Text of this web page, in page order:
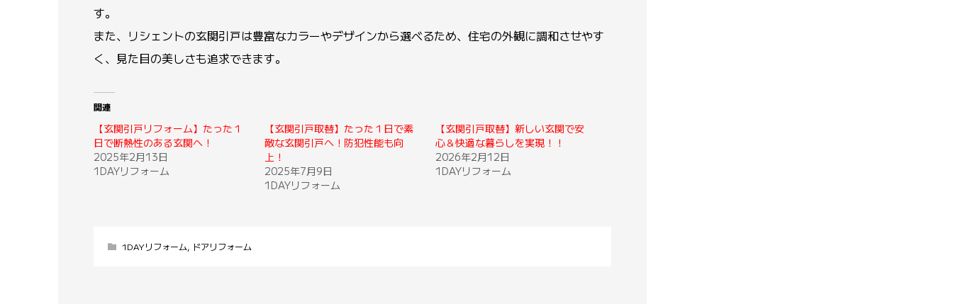
す。
また、リシェントの玄関引戸は豊富なカラーやデザインから選べるため、住宅の外観に調和させやす
く、見た目の美しさも追求できます。
関連
【玄関引戸リフォーム】たった１
日で断熱性のある玄関へ！
2025年2月13日
1DAYリフォーム
【玄関引戸取替】たった１日で素
敵な玄関引戸へ！防犯性能も向
上！
2025年7月9日
1DAYリフォーム
【玄関引戸取替】新しい玄関で安
心＆快適な暮らしを実現！！
2026年2月12日
1DAYリフォーム
1DAYリフォーム, ドアリフォーム